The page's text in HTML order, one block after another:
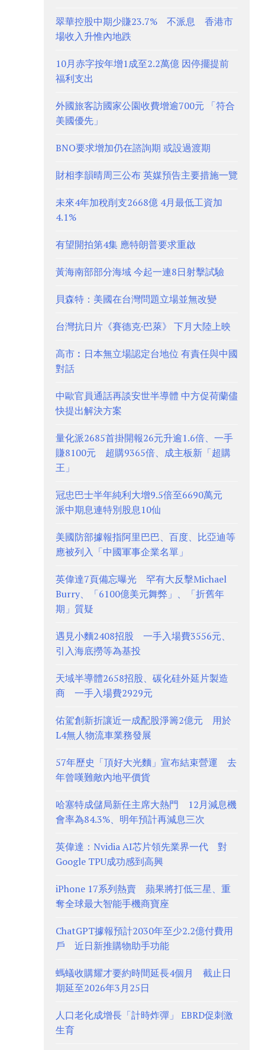
翠華控股中期少賺23.7% 不派息 香港市
場收入升惟內地跌
10月赤字按年增1成至2.2萬億 因停擺提前
福利支出
外國旅客訪國家公園收費增逾700元 「符合
美國優先」
BNO要求增加仍在諮詢期 或設過渡期
財相李韻晴周三公布 英媒預告主要措施一覽
未來4年加稅削支2668億 4月最低工資加
4.1%
有望開拍第4集 應特朗普要求重啟
黃海南部部分海域 今起一連8日射擊試驗
貝森特：美國在台灣問題立場並無改變
台灣抗日片《賽德克·巴萊》 下月大陸上映
高市︰日本無立場認定台地位 有責任與中國
對話
中歐官員通話再談安世半導體 中方促荷蘭儘
快提出解決方案
量化派2685首掛開報26元升逾1.6倍、一手
賺8100元 超購9365倍、成主板新「超購
王」
冠忠巴士半年純利大增9.5倍至6690萬元
派中期息連特別股息10仙
美國防部據報指阿里巴巴、百度、比亞迪等
應被列入「中國軍事企業名單」
英偉達7頁備忘曝光 罕有大反擊Michael
Burry、「6100億美元舞弊」、「折舊年
期」質疑
遇見小麵2408招股 一手入場費3556元、
引入海底撈等為基投
天域半導體2658招股、碳化硅外延片製造
商 一手入場費2929元
佑駕創新折讓近一成配股淨籌2億元 用於
L4無人物流車業務發展
57年歷史「頂好大光麵」宣布結束營運 去
年曾嘆難敵內地平價貨
哈塞特成儲局新任主席大熱門 12月減息機
會率為84.3%、明年預計再減息三次
英偉達：Nvidia AI芯片領先業界一代 對
Google TPU成功感到高興
iPhone 17系列熱賣 蘋果將打低三星、重
奪全球最大智能手機商寶座
ChatGPT據報預計2030年至少2.2億付費用
戶 近日新推購物助手功能
螞蟻收購耀才要約時間延長4個月 截止日
期延至2026年3月25日
人口老化成增長「計時炸彈」 EBRD促刺激
生育